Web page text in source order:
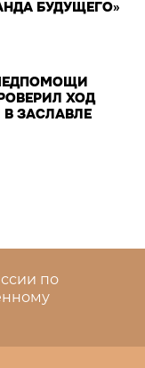
БУДУЩЕГО»
ХОД
ЗАСЛАВЛЕ
по